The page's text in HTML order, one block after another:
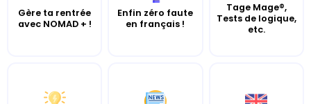
Gère ta rentrée
avec NOMAD + !
Enfin zéro faute
en français !
Tage Mage®,
Tests de logique,
etc.